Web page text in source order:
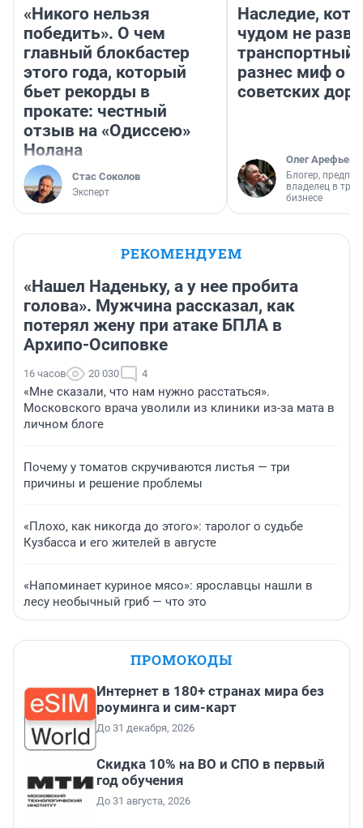
«Никого нельзя
победить». О чем
главный блокбастер
этого года, который
бьет рекорды в
прокате: честный
отзыв на «Одиссею»
Нолана
Стас Соколов
Эксперт
Наследие,
чудом не
транспортный
разнес миф о
советских
Олег Арефьев
Блогер,
владелец в
бизнесе
РЕКОМЕНДУЕМ
«Нашел Наденьку, а у нее пробита
голова». Мужчина рассказал, как
потерял жену при атаке БПЛА в
Архипо-Осиповке
16 часов 20 030 4
«Мне сказали, что нам нужно расстаться».
Московского врача уволили из клиники из-за мата в
личном блоге
Почему у томатов скручиваются листья — три
причины и решение проблемы
«Плохо, как никогда до этого»: таролог о судьбе
Кузбасса и его жителей в августе
«Напоминает куриное мясо»: ярославцы нашли в
лесу необычный гриб — что это
ПРОМОКОДЫ
Интернет в 180+ странах мира без
роуминга и сим-карт
До 31 декабря, 2026
Скидка 10% на ВО и СПО в первый
год обучения
До 31 августа, 2026